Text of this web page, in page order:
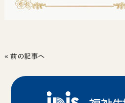
« 前の記事へ